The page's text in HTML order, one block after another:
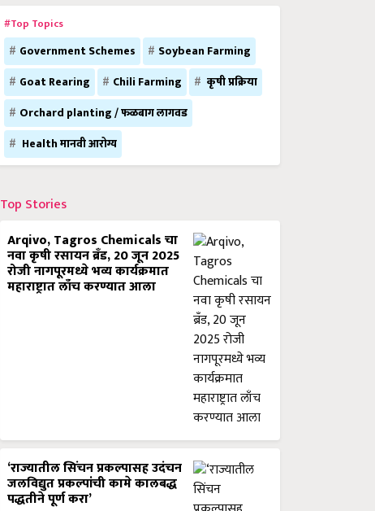
#Top Topics
Government Schemes
Soybean Farming
Goat Rearing
Chili Farming
कृषी प्रक्रिया
Orchard planting / फळबाग लागवड
Health मानवी आरोग्य
Top Stories
Arqivo, Tagros Chemicals चा
नवा कृषी रसायन ब्रँड, 20 जून 2025
रोजी नागपूरमध्ये भव्य कार्यक्रमात
महाराष्ट्रात लाँच करण्यात आला
‘राज्यातील सिंचन प्रकल्पासह उदंचन
जलविद्युत प्रकल्पांची कामे कालबद्ध
पद्धतीने पूर्ण करा’